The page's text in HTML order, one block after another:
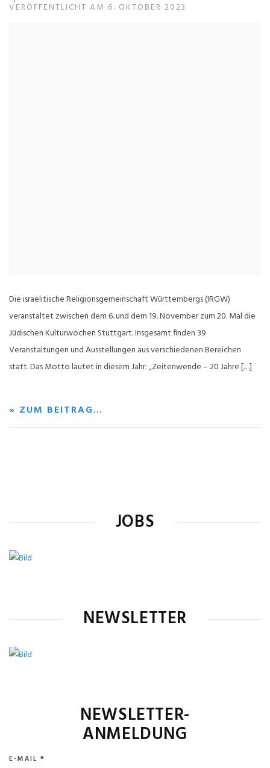
VERÖFFENTLICHT AM 6. OKTOBER 2023
Die israelitische Religionsgemeinschaft Württembergs (IRGW)
veranstaltet zwischen dem 6. und dem 19. November zum 20. Mal die
Jüdischen Kulturwochen Stuttgart. Insgesamt finden 39
Veranstaltungen und Ausstellungen aus verschiedenen Bereichen
statt. Das Motto lautet in diesem Jahr: „Zeitenwende – 20 Jahre […]
» ZUM BEITRAG…
JOBS
NEWSLETTER
NEWSLETTER-
ANMELDUNG
E-MAIL *